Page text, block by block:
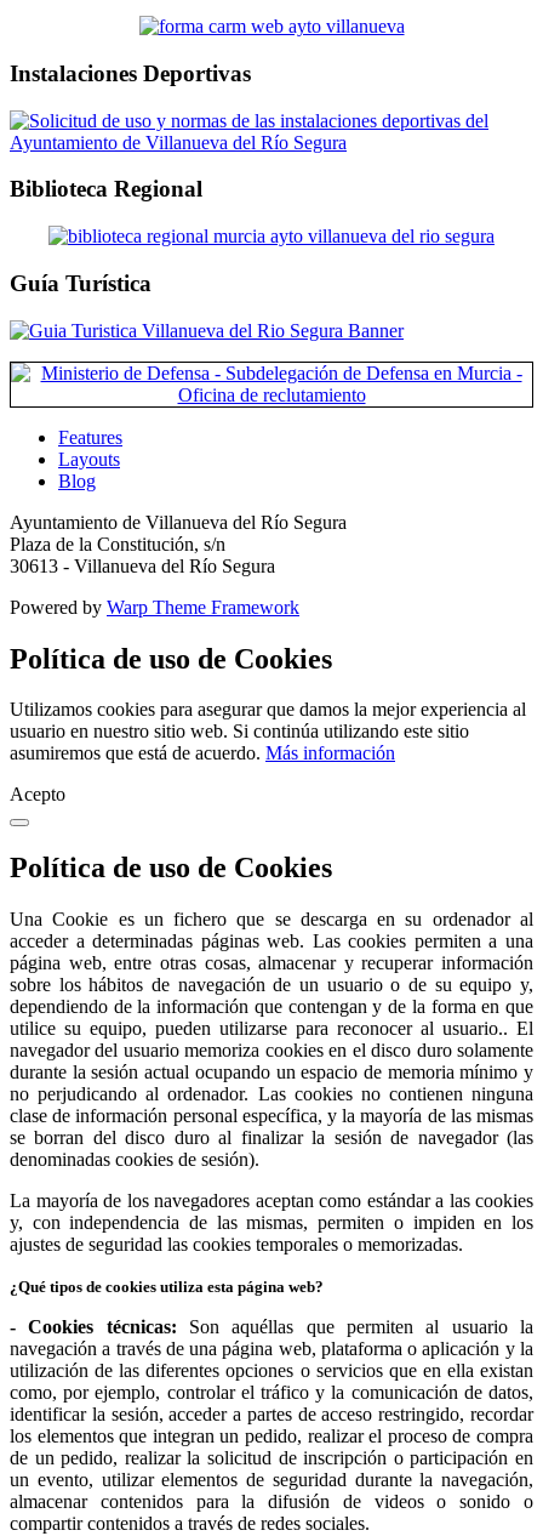
Instalaciones Deportivas
Biblioteca Regional
Guía Turística
Features
Layouts
Blog
Ayuntamiento de Villanueva del Río Segura
Plaza de la Constitución, s/n
30613 - Villanueva del Río Segura
Powered by Warp Theme Framework
Política de uso de Cookies
Utilizamos cookies para asegurar que damos la mejor experiencia al
usuario en nuestro sitio web. Si continúa utilizando este sitio
asumiremos que está de acuerdo. Más información
Acepto
Política de uso de Cookies
Una Cookie es un fichero que se descarga en su ordenador al
acceder a determinadas páginas web. Las cookies permiten a una
página web, entre otras cosas, almacenar y recuperar información
sobre los hábitos de navegación de un usuario o de su equipo y,
dependiendo de la información que contengan y de la forma en que
utilice su equipo, pueden utilizarse para reconocer al usuario.. El
navegador del usuario memoriza cookies en el disco duro solamente
durante la sesión actual ocupando un espacio de memoria mínimo y
no perjudicando al ordenador. Las cookies no contienen ninguna
clase de información personal específica, y la mayoría de las mismas
se borran del disco duro al finalizar la sesión de navegador (las
denominadas cookies de sesión).
La mayoría de los navegadores aceptan como estándar a las cookies
y, con independencia de las mismas, permiten o impiden en los
ajustes de seguridad las cookies temporales o memorizadas.
¿Qué tipos de cookies utiliza esta página web?
- Cookies técnicas: Son aquéllas que permiten al usuario la
navegación a través de una página web, plataforma o aplicación y la
utilización de las diferentes opciones o servicios que en ella existan
como, por ejemplo, controlar el tráfico y la comunicación de datos,
identificar la sesión, acceder a partes de acceso restringido, recordar
los elementos que integran un pedido, realizar el proceso de compra
de un pedido, realizar la solicitud de inscripción o participación en
un evento, utilizar elementos de seguridad durante la navegación,
almacenar contenidos para la difusión de videos o sonido o
compartir contenidos a través de redes sociales.